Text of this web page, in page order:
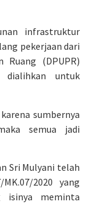
infrastruktur
pekerjaan dari
Ruang (DPUPR)
dialihkan untuk
sumbernya
semua jadi
Sri Mulyani telah
2020 yang
isinya meminta